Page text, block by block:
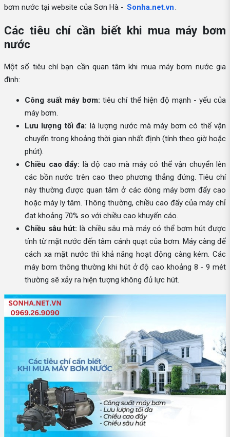
bơm nước tại website của Sơn Hà - Sonha.net.vn.
Các tiêu chí cần biết khi mua máy bơm
nước
Một số tiêu chí bạn cần quan tâm khi mua máy bơm nước gia
đình:
Công suất máy bơm: tiêu chí thể hiện độ mạnh - yếu của
máy bơm.
Lưu lượng tối đa: là lượng nước mà máy bơm có thể vận
chuyển trong khoảng thời gian nhất định (tính theo giờ hoặc
phút).
Chiều cao đẩy: là độ cao mà máy có thể vận chuyển lên
các bồn nước trên cao theo phương thẳng đứng. Tiêu chí
này thường được quan tâm ở các dòng máy bơm đẩy cao
hoặc máy ly tâm. Thông thường, chiều cao đẩy của máy chỉ
đạt khoảng 70% so với chiều cao khuyến cáo.
Chiều sâu hút: là chiều sâu mà máy có thể bơm hút được
tính từ mặt nước đến tâm cánh quạt của bơm. Máy càng để
cách xa mặt nước thì khả năng hoạt động càng kém. Các
máy bơm thông thường khi hút ở độ cao khoảng 8 - 9 mét
thường sẽ xảy ra hiện tượng không đủ lực hút.